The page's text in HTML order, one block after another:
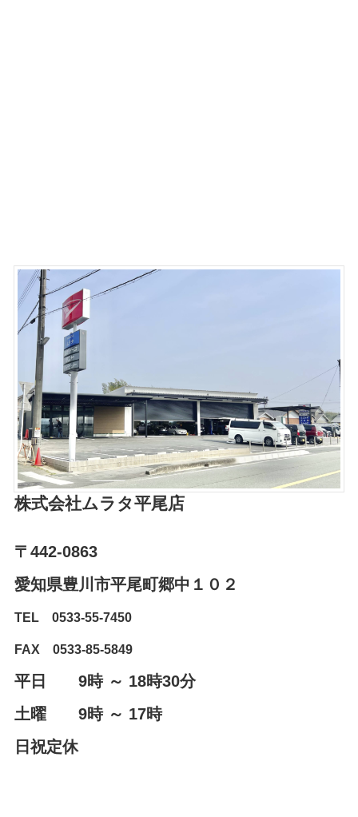
株式会社ムラタ平尾店
〒442-0863
愛知県豊川市平尾町郷中１０２⁨⁩
TEL 0533-55-7450
FAX 0533-85-5849
平日 9時 ～ 18時30分
土曜 9時 ～ 17時
日祝定休